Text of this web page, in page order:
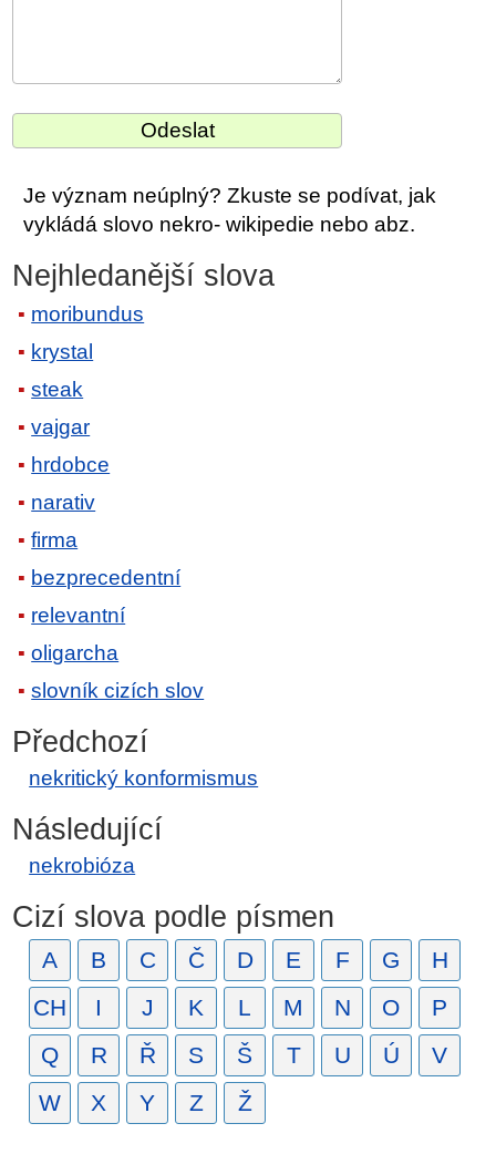
Je význam neúplný? Zkuste se podívat, jak
vykládá slovo nekro- wikipedie nebo abz.
Nejhledanější slova
moribundus
krystal
steak
vajgar
hrdobce
narativ
firma
bezprecedentní
relevantní
oligarcha
slovník cizích slov
Předchozí
nekritický konformismus
Následující
nekrobióza
Cizí slova podle písmen
A B C Č D E F G
H
CH
I J K L M N O
P
Q
R Ř S Š T U Ú
V
W
X Y Z Ž